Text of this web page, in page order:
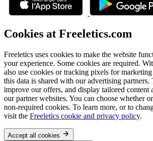
Cookies at Freeletics.com
Freeletics uses cookies to make the website
your experience. Some cookies are required.
also use cookies or tracking pixels for
this data is shared with our advertising partners.
improve our offers, and display tailored content
our partner websites. You can choose whether
non-required cookies. To learn more, or to
visit the Freeletics cookie and privacy policy.
Accept all cookies